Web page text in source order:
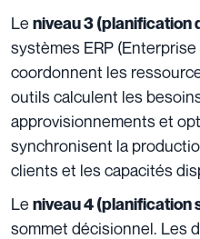
Le niveau 3 (planification
systèmes ERP
coordonnent les
outils calculent les
approvisionnements et
synchronisent la
clients et les capacités
Le niveau 4 (planification
sommet décisionnel. Les